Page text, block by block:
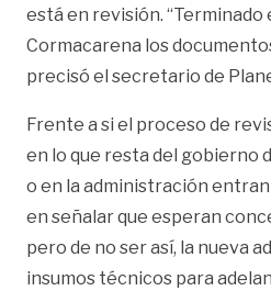
está en revisión.
Cormacarena los
precisó el secretario de
Frente a si el proceso de
en lo que resta del gobierno
o en la administración
en señalar que esperan
pero de no ser así, la nueva
insumos técnicos para